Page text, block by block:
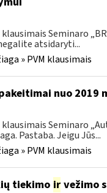
Seminaro
atsidaryti...
» PVM klausimais
nuo 2019
Seminaro
Pastaba. Jeigu Jūs...
» PVM klausimais
tiekimo irvežimo